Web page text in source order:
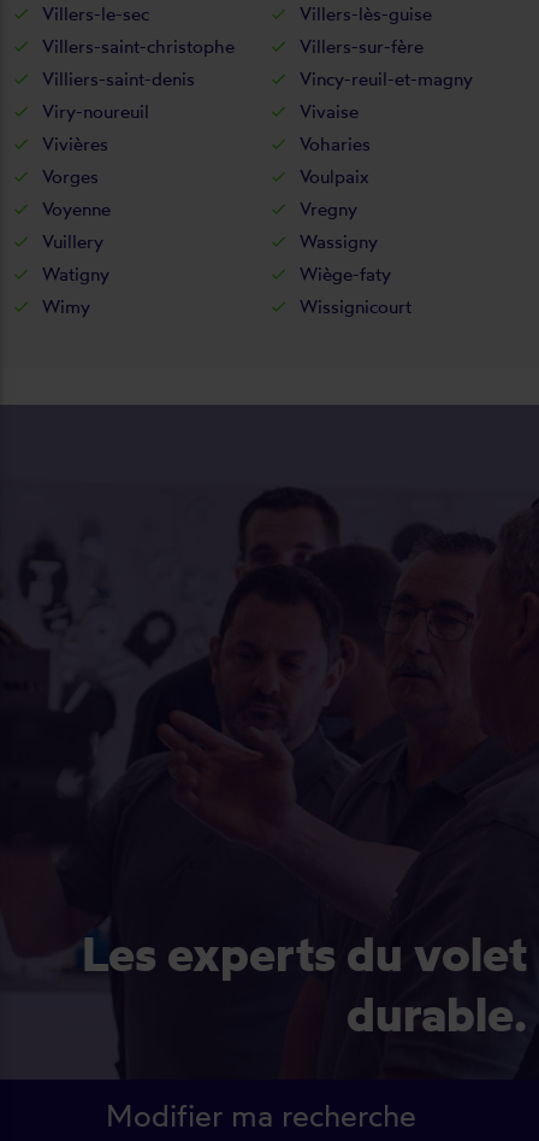
Villers-le-sec
Villers-lès-guise
Villers-saint-christophe
Villers-sur-fère
Villiers-saint-denis
Vincy-reuil-et-magny
Viry-noureuil
Vivaise
Vivières
Voharies
Vorges
Voulpaix
Voyenne
Vregny
Vuillery
Wassigny
Watigny
Wiège-faty
Wimy
Wissignicourt
Les experts du volet
durable.
Modifier ma recherche